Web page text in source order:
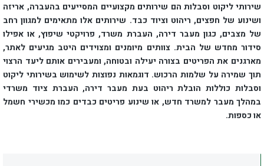
​שירותי ליקוט וסבלות הם שירותים מקצועיים המסייעים בהעברה, אריזה
ושינוע של חפצים, ריהוט וציוד כבד. שירותים אלו מתאימים למגוון רחב
של מצבים, כגון מעבר דירה, העברת משרד, פרויקטי שיפוץ, או אפילו
סידור מחדש של הבית. צוותים מיומנים ומצוידים היטב מגיעים לאתר,
מארגנים את הפריטים בצורה יעילה ובטוחה, ומעבירים אותם ליעד הרצוי
תוך שמירה על שלמות הרכוש. דוגמאות נפוצות לשימוש בשירותי ליקוט
וסבלות כוללות הובלת ריהוט בעת מעבר דירה, העברת ציוד משרדי
במהלך מעבר למשרד חדש, או שינוע פריטים כבדים כמו מכשירי חשמל
או כספות.